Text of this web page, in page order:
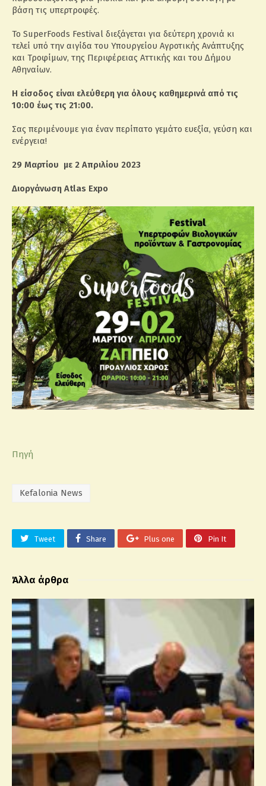
βάση τις υπερτροφές.
Το SuperFoods Festival διεξάγεται για δεύτερη χρονιά κι
τελεί υπό την αιγίδα του Υπουργείου Αγροτικής Ανάπτυξης
και Τροφίμων, της Περιφέρειας Αττικής και του Δήμου
Αθηναίων.
Η είσοδος είναι ελεύθερη για όλους καθημερινά από τις
10:00 έως τις 21:00.
Σας περιμένουμε για έναν περίπατο γεμάτο ευεξία, γεύση και
ενέργεια!
29 Μαρτίου με 2 Απριλίου 2023
Διοργάνωση Atlas Expo
Πηγή
Kefalonia News
Tweet Share Plus one Pin It
Άλλα άρθρα